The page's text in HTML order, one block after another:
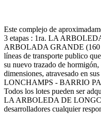
Este complejo de
3 etapas : 1ra. LA
ARBOLADA GRANDE (160
líneas de transporte publico
su nuevo trazado de
dimensiones, atravesado en
LONCHAMPS - BARRIO
Todos los lotes pueden ser
LA ARBOLEDA DE
desarrolladores cualquier